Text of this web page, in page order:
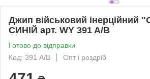
Джип військовий інерційний
СИНІЙ арт. WY 391 A/B
Готово до відправки
Код: 391 A/B
Опт і роздріб